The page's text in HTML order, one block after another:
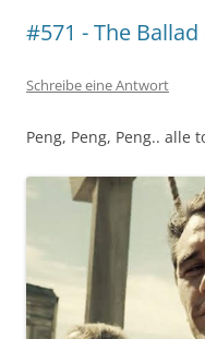
#571 - The
Schreibe eine Antwort
Peng, Peng, Peng.. alle